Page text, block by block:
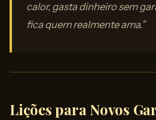
calor, gasta dinheiro sem
fica quem realmente ama.”
Lições para Novos